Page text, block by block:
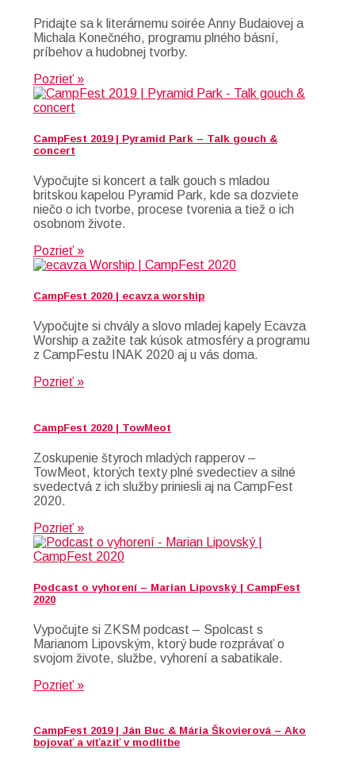
Pridajte sa k literárnemu soirée Anny Budaiovej a
Michala Konečného, programu plného básní,
príbehov a hudobnej tvorby.
Pozrieť »
CampFest 2019 | Pyramid Park – Talk gouch &
concert
Vypočujte si koncert a talk gouch s mladou
britskou kapelou Pyramid Park, kde sa dozviete
niečo o ich tvorbe, procese tvorenia a tiež o ich
osobnom živote.
Pozrieť »
CampFest 2020 | ecavza worship
Vypočujte si chvály a slovo mladej kapely Ecavza
Worship a zažite tak kúsok atmosféry a programu
z CampFestu INAK 2020 aj u vás doma.
Pozrieť »
CampFest 2020 | TowMeot
Zoskupenie štyroch mladých rapperov –
TowMeot, ktorých texty plné svedectiev a silné
svedectvá z ich služby priniesli aj na CampFest
2020.
Pozrieť »
Podcast o vyhorení – Marian Lipovský | CampFest
2020
Vypočujte si ZKSM podcast – Spolcast s
Marianom Lipovským, ktorý bude rozprávať o
svojom živote, službe, vyhorení a sabatikale.
Pozrieť »
CampFest 2019 | Ján Buc & Mária Škovierová – Ako
bojovať a víťaziť v modlitbe